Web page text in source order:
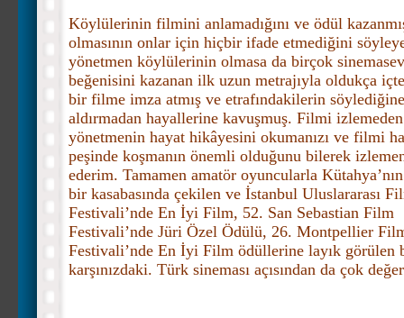
Köylülerinin filmini anlamadığını ve ödül
olmasının onlar için hiçbir ifade etmediğini
yönetmen köylülerinin olmasa da birçok
beğenisini kazanan ilk uzun metrajıyla oldukça
bir filme imza atmış ve etrafındakilerin söylediğine
aldırmadan hayallerine kavuşmuş. Filmi izlemeden
yönetmenin hayat hikâyesini okumanızı ve filmi
peşinde koşmanın önemli olduğunu bilerek
ederim. Tamamen amatör oyuncularla
bir kasabasında çekilen ve İstanbul Uluslararası
Festivali’nde En İyi Film, 52. San Sebastian Film
Festivali’nde Jüri Özel Ödülü, 26. Montpellier
Festivali’nde En İyi Film ödüllerine layık görülen
karşınızdaki. Türk sineması açısından da çok